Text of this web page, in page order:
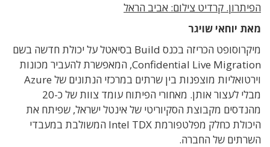
הפיתרון. קרדיט צילום: אביב הראל
מאת יוחאי שויגר
מיקרוסופט הכריזה בכנס Build בסיאטל על יכולת חדשה בשם
Confidential Live Migration, המאפשרת להעביר מכונות
וירטואליות מוצפנות בין שרתים במרכזי הנתונים של Azure
מבלי לעצור אותן. מאחורי הפיתוח עומד צוות של כ-20
מהנדסים מקבוצת הסקיוריטי של אינטל ישראל, שפיתח את
היכולת כחלק מפלטפורמת Intel TDX המשולבת במעבדי
השרתים של החברה.